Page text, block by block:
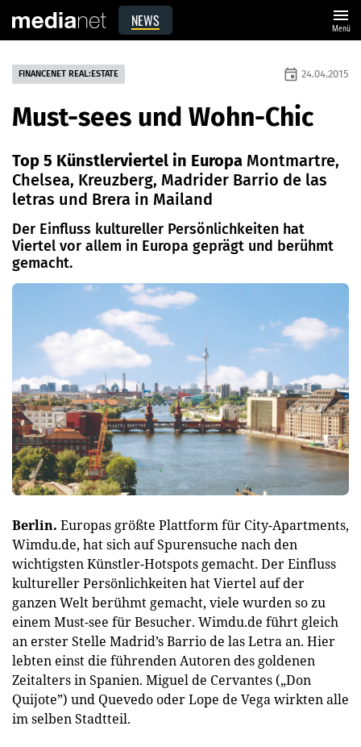
NEWS menu
Menü
FINANCENET REAL:ESTATE event 24.04.2015
Must-sees und Wohn-Chic
Top 5 Künstlerviertel in Europa Montmartre,
Chelsea, Kreuzberg, Madrider Barrio de las
letras und Brera in Mailand
Der Einfluss kultureller Persönlichkeiten hat
Viertel vor allem in Europa geprägt und berühmt
gemacht.
Berlin. Europas größte Plattform für City-Apartments,
Wimdu.de, hat sich auf Spurensuche nach den
wichtigsten Künstler-Hotspots gemacht. Der Einfluss
kultureller Persönlichkeiten hat Viertel auf der
ganzen Welt berühmt gemacht, viele wurden so zu
einem Must-see für Besucher. Wimdu.de führt gleich
an erster Stelle Madrid’s Barrio de las Letra an. Hier
lebten einst die führenden Autoren des goldenen
Zeitalters in Spanien. Miguel de Cervantes („Don
Quijote”) und Quevedo oder Lope de Vega wirkten alle
im selben Stadtteil.